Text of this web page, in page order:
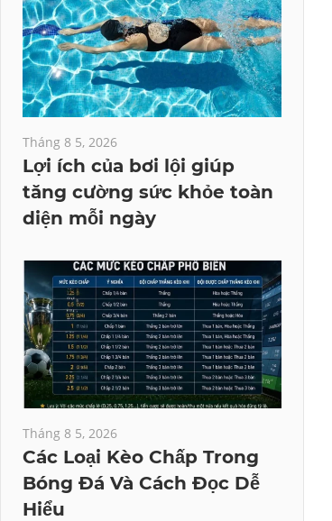
Tháng 8 5, 2026
Lợi ích của bơi lội giúp
tăng cường sức khỏe toàn
diện mỗi ngày
Tháng 8 5, 2026
Các Loại Kèo Chấp Trong
Bóng Đá Và Cách Đọc Dễ
Hiểu